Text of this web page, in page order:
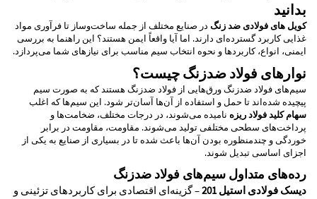
بدانید
کویل های فولادی ضد زنگ در صنایع مختلف از جمله ساخت‌وساز تا فرآوری مواد
غذایی کاربرد گسترده‌ای دارند. اما آیا واقعاً ایمن هستند؟ این راهنما به بررسی
ایمنی، انواع، کاربردها و نحوه انتخاب سیم مناسب برای نیازهای شما می‌پردازد.
نوارهای فولاد ضدزنگ چیست؟
سیم‌های فولاد ضدزنگ ورق‌هایی از فولاد ضدزنگ هستند که به صورت سیم
پیچیده شده‌اند تا حمل و استفاده از آن‌ها آسان‌تر شود. این سیم‌ها که اغلب
سهام کلید فولاد ریزه نامیده می‌شوند، در درجات مختلف، ضخامت‌ها و
پرداخت‌های سطحی مختلفی تولید می‌شوند. مقاومت، مقاومت در برابر
خوردگی و چندمنظوره بودن آن‌ها باعث شده تا در بسیاری از صنایع به یکی از
اجزای اساسی تبدیل شوند.
رده‌های متداول سیم‌های فولاد ضدزنگ
دیسک فولادی استیل 201
– گزینه‌ای اقتصادی برای کاربردهای تزئینی و